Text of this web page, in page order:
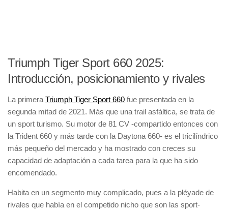
Triumph Tiger Sport 660 2025:
Introducción, posicionamiento y rivales
La primera Triumph Tiger Sport 660 fue presentada en la
segunda mitad de 2021. Más que una trail asfáltica, se trata de
un sport turismo. Su motor de 81 CV -compartido entonces con
la Trident 660 y más tarde con la Daytona 660- es el tricilíndrico
más pequeño del mercado y ha mostrado con creces su
capacidad de adaptación a cada tarea para la que ha sido
encomendado.
Habita en un segmento muy complicado, pues a la pléyade de
rivales que había en el competido nicho que son las sport-